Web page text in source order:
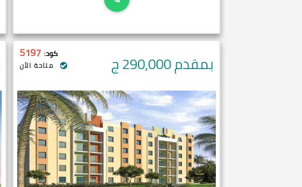
بمقدم 290,000 ج كود: 5197
متاحة الآن